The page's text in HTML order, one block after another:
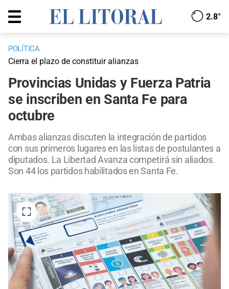
2.8°
POLÍTICA
Cierra el plazo de constituir alianzas
Provincias Unidas y Fuerza Patria
se inscriben en Santa Fe para
octubre
Ambas alianzas discuten la integración de partidos
con sus primeros lugares en las listas de postulantes a
diputados. La Libertad Avanza competirá sin aliados.
Son 44 los partidos habilitados en Santa Fe.